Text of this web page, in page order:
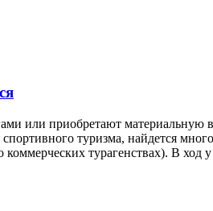
или приобретают материальную
туризма, найдется
турагенствах). В